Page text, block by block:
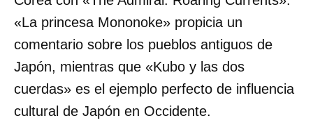
«La princesa Mononoke» propicia un
comentario sobre los pueblos antiguos de
Japón, mientras que «Kubo y las dos
cuerdas» es el ejemplo perfecto de influencia
cultural de Japón en Occidente.